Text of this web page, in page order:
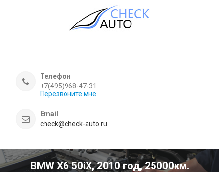
Телефон
+7(495)968-47-31
Перезвоните мне
Email
check@check-auto.ru
BMW X6 50iX, 2010 год, 25000км.